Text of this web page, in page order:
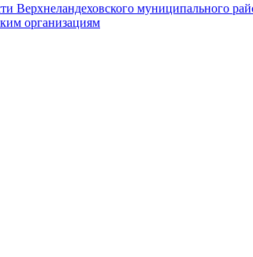
Верхнеландеховского муниципального
организациям